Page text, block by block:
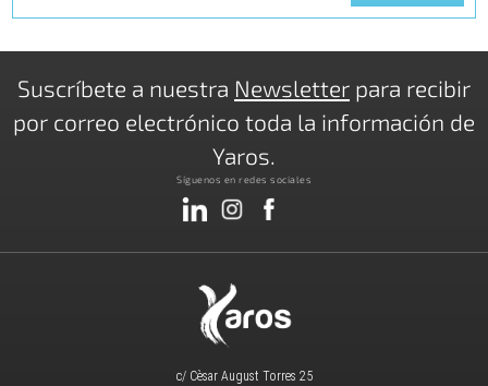
Suscríbete a nuestra Newsletter para recibir
por correo electrónico toda la información de
Yaros.
Síguenos en redes sociales
c/ Cèsar August Torres 25